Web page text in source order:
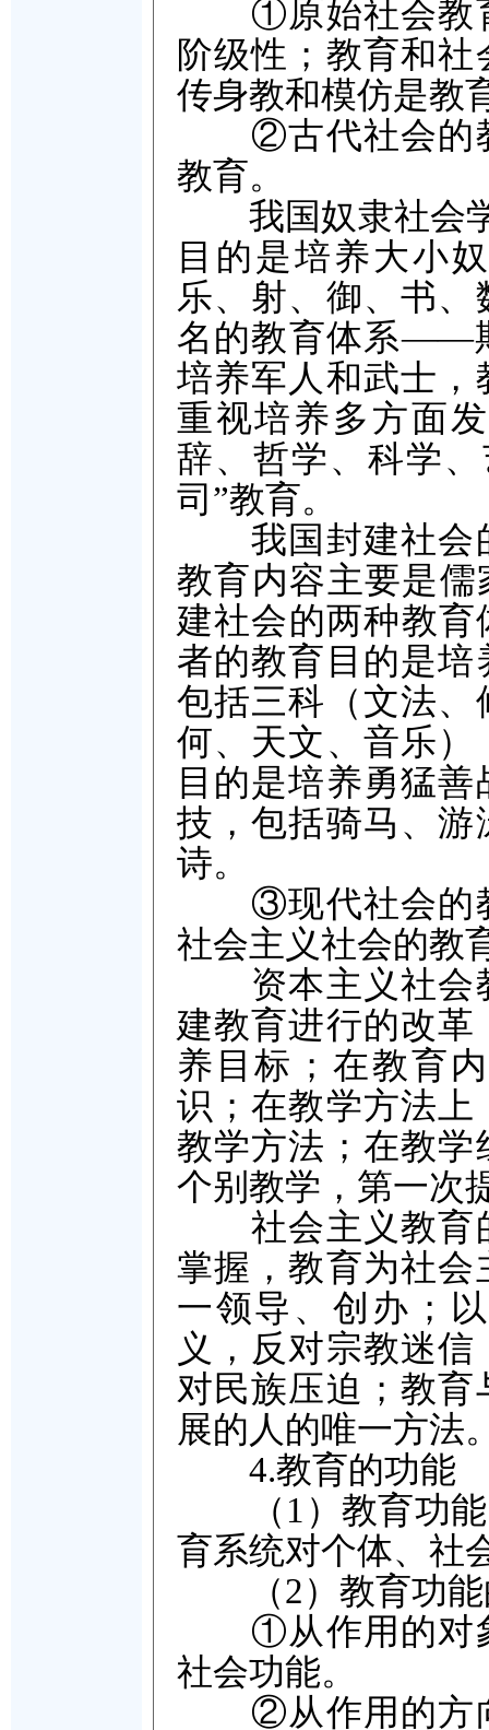
①原始社会教育
阶级性；教育和
传身教和模仿是教
②古代社会的教
教育。
我国奴隶社会学
目的是培养大小
乐、射、御、书
名的教育体系——
培养军人和武士
重视培养多方面
辞、哲学、科学
司”教育。
我国封建社会
教育内容主要是
建社会的两种教
者的教育目的是
包括三科（文法
何、天文、音乐
目的是培养勇猛
技，包括骑马、
诗。
③现代社会的教
社会主义社会的教
资本主义社会
建教育进行的改
养目标；在教育
识；在教学方法
教学方法；在教
个别教学，第一次
社会主义教育
掌握，教育为社
一领导、创办；
义，反对宗教迷
对民族压迫；教
展的人的唯一方法
4.教育的功能
（1）教育功能
育系统对个体、社
（2）教育功能
①从作用的对象
社会功能。
②从作用的方向